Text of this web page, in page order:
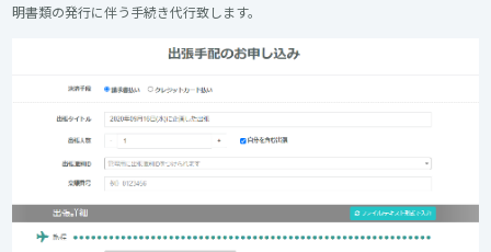
明書類の発行に伴う手続き代行致します。